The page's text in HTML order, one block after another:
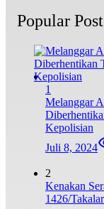
Popular
1
Melanggar
Kepolisian
Juli 8, 2024
2
Kenakan
1426/